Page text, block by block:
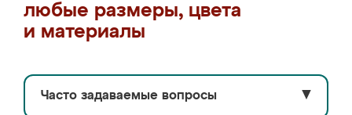
любые размеры, цвета
и материалы
Часто задаваемые вопросы ▼